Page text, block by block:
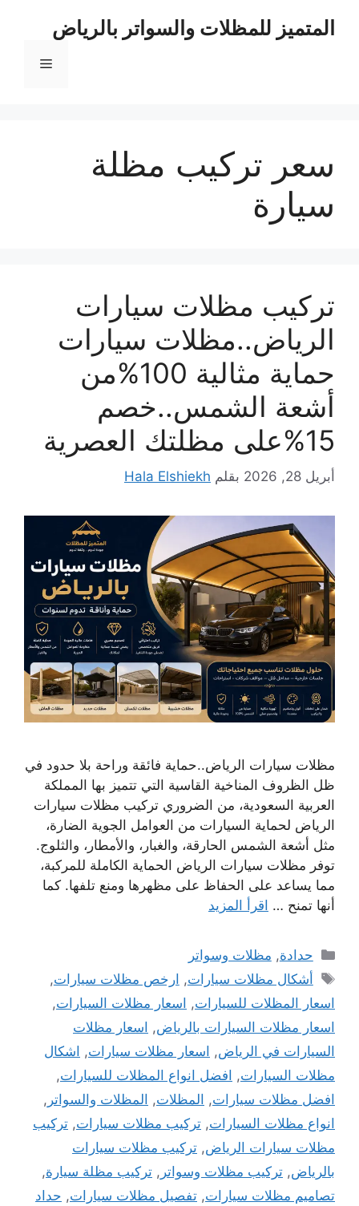
المتميز للمظلات والسواتر بالرياض
القائمة
سعر تركيب مظلة
سيارة
تركيب مظلات سيارات
الرياض..مظلات سيارات
حماية مثالية 100%من
أشعة الشمس..خصم
15%على مظلتك العصرية
أبريل 28, 2026 بقلم Hala Elshiekh
مظلات سيارات الرياض..حماية فائقة وراحة بلا حدود في
ظل الظروف المناخية القاسية التي تتميز بها المملكة
العربية السعودية، من الضروري تركيب مظلات سيارات
الرياض لحماية السيارات من العوامل الجوية الضارة،
مثل أشعة الشمس الحارقة، والغبار، والأمطار، والثلوج.
توفر مظلات سيارات الرياض الحماية الكاملة للمركبة،
مما يساعد على الحفاظ على مظهرها ومنع تلفها. كما
أنها تمنح … اقرأ المزيد
التصنيفات
حدادة, مظلات وسواتر
الوسوم
أشكال مظلات سيارات, ارخص مظلات سيارات,
اسعار المظلات للسيارات, اسعار مظلات السيارات,
اسعار مظلات السيارات بالرياض, اسعار مظلات
السيارات في الرياض, اسعار مظلات سيارات, اشكال
مظلات السيارات, افضل انواع المظلات للسيارات,
افضل مظلات سيارات, المظلات, المظلات والسواتر ,
انواع مظلات السيارات, تركيب مظلات سيارات, تركيب
مظلات سيارات الرياض, تركيب مظلات سيارات
بالرياض, تركيب مظلات وسواتر , تركيب مظلة سيارة,
تصاميم مظلات سيارات, تفصيل مظلات سيارات, حداد